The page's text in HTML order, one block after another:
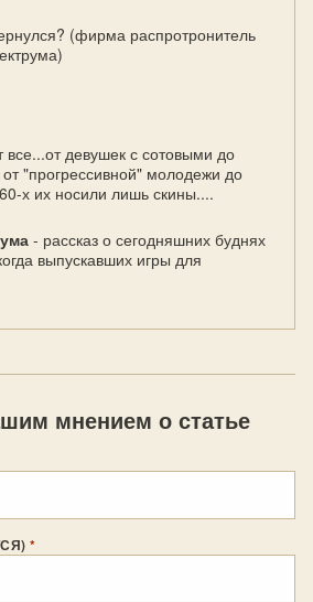
(фирма распротронитель
все...от девушек с сотовыми до
"прогрессивной" молодежи до
х их носили лишь скины....
- рассказ о сегодняшних буднях
выпускавших игры для
мнением о статье
*